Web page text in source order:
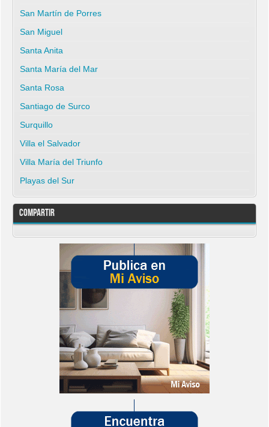
San Martín de Porres
San Miguel
Santa Anita
Santa María del Mar
Santa Rosa
Santiago de Surco
Surquillo
Villa el Salvador
Villa María del Triunfo
Playas del Sur
Compartir